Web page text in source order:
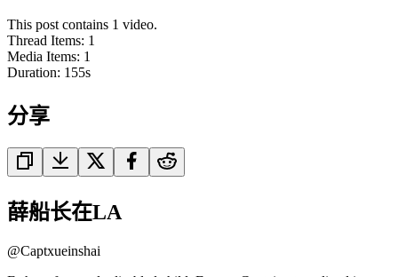
This post contains 1 video.
Thread Items: 1
Media Items: 1
Duration: 155s
分享
薛船长在LA
@Captxueinshai